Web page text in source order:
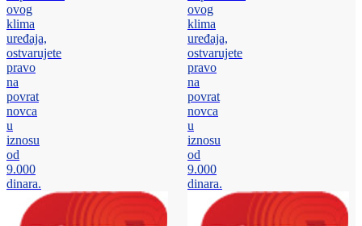
ovog
klima
uređaja,
ostvarujete
pravo
na
povrat
novca
u
iznosu
od
9.000
dinara.
ovog
klima
uređaja,
ostvarujete
pravo
na
povrat
novca
u
iznosu
od
9.000
dinara.